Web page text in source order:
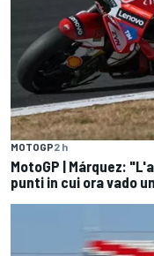
MOTOGP2 h
MotoGP | Márquez:
punti in cui ora vado